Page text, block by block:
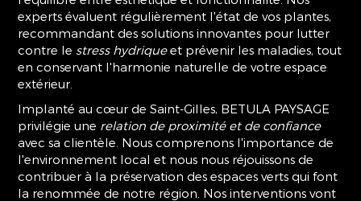
experts évaluent régulièrement l'état de vos plantes,
recommandant des solutions innovantes pour lutter
contre lestress hydriqueet prévenir les maladies, tout
en conservant l'harmonie naturelle de votre espace
extérieur.
Implanté au cœur de Saint-Gilles, BETULA PAYSAGE
privilégie une relation de proximité et de confiance
avec sa clientèle. Nous comprenons l'importance de
l'environnement local et nous nous réjouissons de
contribuer à la préservation des espaces verts qui font
la renommée de notre région. Nos interventions vont